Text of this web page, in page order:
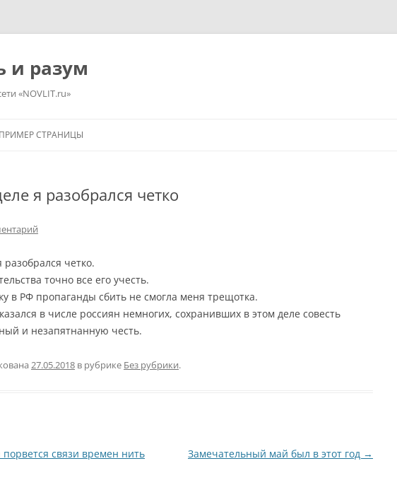
и разум
«NOVLIT.ru»
ПРИМЕР СТРАНИЦЫ
я разобрался четко
разобрался четко.
точно все его учесть.
в РФ пропаганды сбить не смогла меня трещотка.
в числе россиян немногих, сохранивших в этом деле совесть
и незапятнанную честь.
27.05.2018 в рубрике Без рубрики.
связи времен нить Замечательный май был в этот год →